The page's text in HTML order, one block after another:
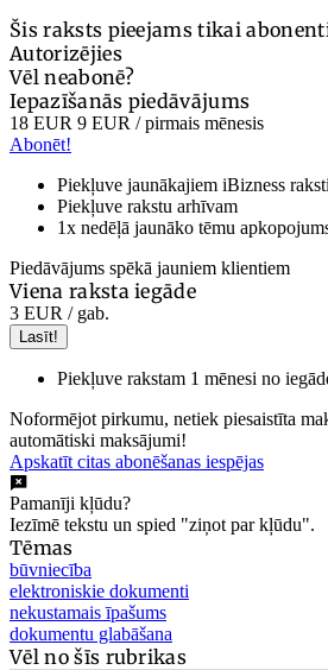
Šis raksts pieejams tikai
Autorizējies
Vēl neabonē?
Iepazīšanās piedāvājums
18 EUR 9 EUR / pirmais mēnesis
Abonēt!
Piekļuve jaunākajiem iBizness
Piekļuve rakstu arhīvam
1x nedēļā jaunāko tēmu
Piedāvājums spēkā jauniem klientiem
Viena raksta iegāde
3 EUR / gab.
Lasīt!
Piekļuve rakstam 1 mēnesi no
Noformējot pirkumu, netiek piesaistīta
automātiski maksājumi!
Apskatīt citas abonēšanas iespējas
Pamanīji kļūdu?
Iezīmē tekstu un spied "ziņot par kļūdu".
Tēmas
būvniecība
elektroniskie dokumenti
nekustamais īpašums
dokumentu glabāšana
Vēl no šīs rubrikas